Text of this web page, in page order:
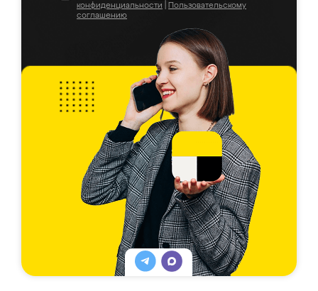
конфиденциальности
Пользовательскому
соглашению